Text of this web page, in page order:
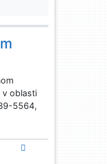
v oblasti
5564,